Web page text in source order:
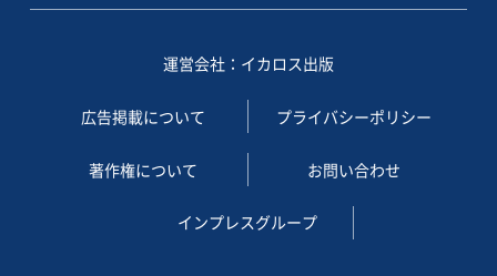
運営会社：イカロス出版
広告掲載について プライバシーポリシー
著作権について お問い合わせ
インプレスグループ